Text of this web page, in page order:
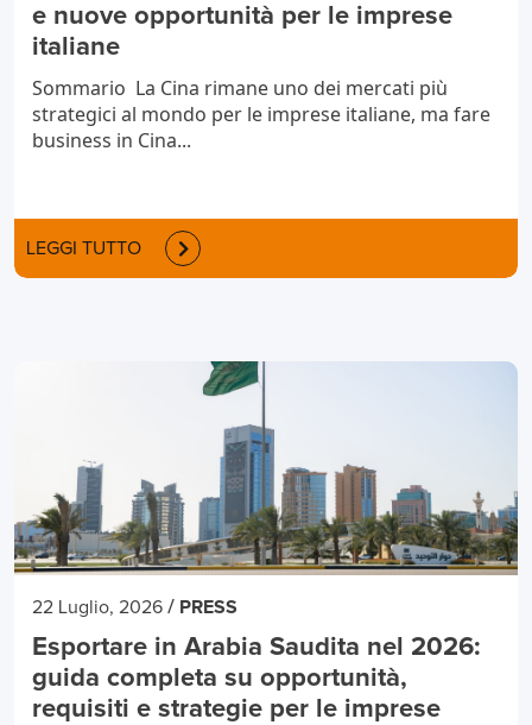
e nuove opportunità per le imprese
italiane
Sommario La Cina rimane uno dei mercati più
strategici al mondo per le imprese italiane, ma fare
business in Cina...
LEGGI TUTTO
22 Luglio, 2026 / PRESS
Esportare in Arabia Saudita nel 2026:
guida completa su opportunità,
requisiti e strategie per le imprese